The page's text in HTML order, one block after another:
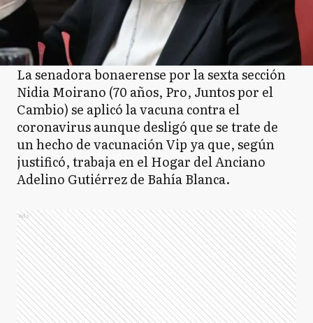
La senadora bonaerense por la sexta sección
Nidia Moirano (70 años, Pro, Juntos por el
Cambio) se aplicó la vacuna contra el
coronavirus aunque desligó que se trate de
un hecho de vacunación Vip ya que, según
justificó, trabaja en el Hogar del Anciano
Adelino Gutiérrez de Bahía Blanca.
Ads